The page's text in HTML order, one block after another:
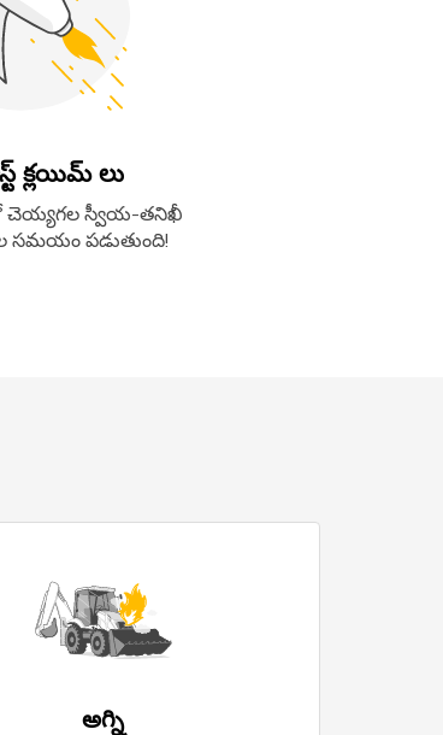
క్లయిమ్ లు
చెయ్యగల స్వీయ-తనిఖీ
సమయం పడుతుంది!
అగ్ని